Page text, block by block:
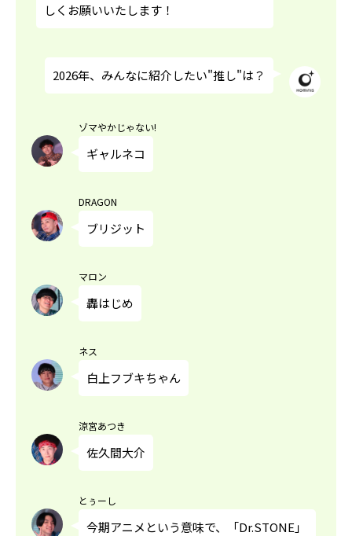
しくお願いいたします！
2026年、みんなに紹介したい"推し"は？
ゾマやかじゃない!
ギャルネコ
DRAGON
ブリジット
マロン
轟はじめ
ネス
白上フブキちゃん
涼宮あつき
佐久間大介
とぅーし
今期アニメという意味で、「Dr.STONE」